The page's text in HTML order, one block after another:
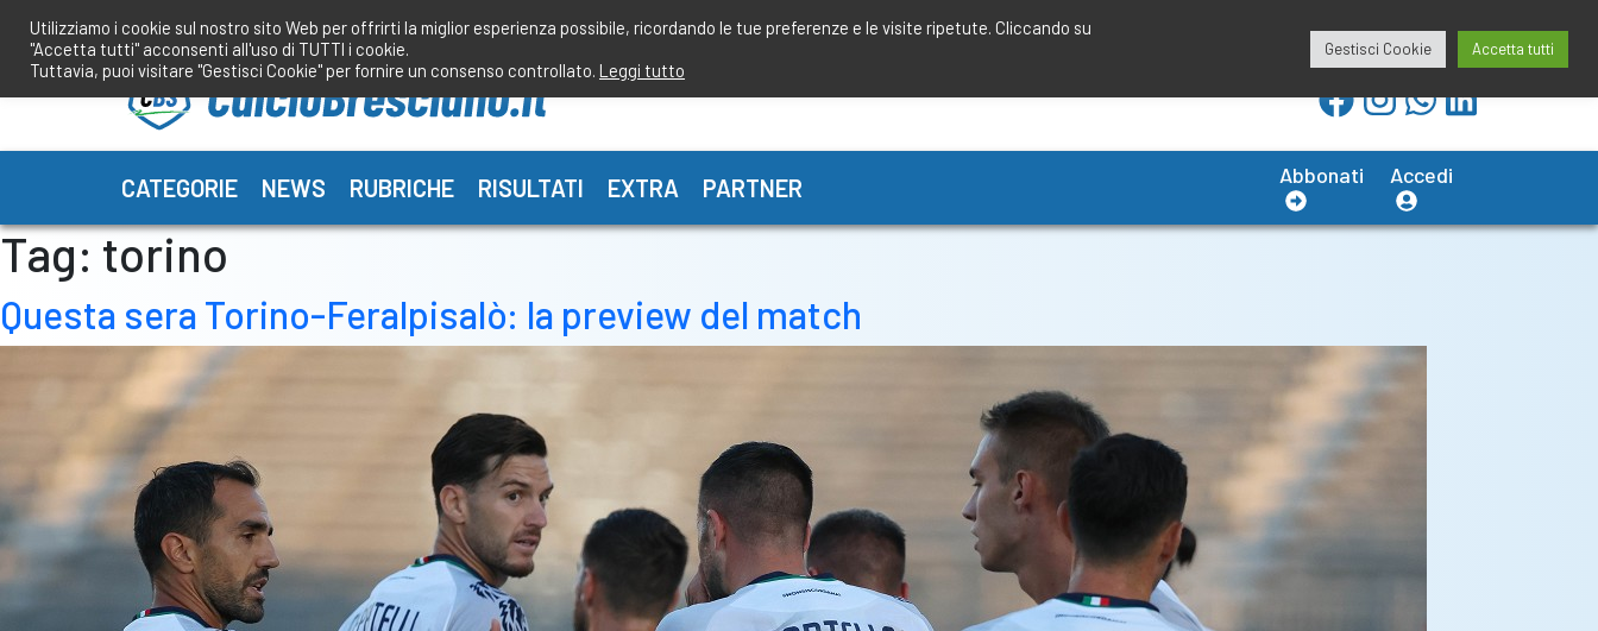
contenuto
redazione@calciobresciano.it
CATEGORIE NEWS RUBRICHE RISULTATI EXTRA PARTNER Abbonati Accedi
Tag: torino
Questa sera Torino-Feralpisalò: la preview del match
Utilizziamo i cookie sul nostro sito Web per offrirti la miglior esperienza possibile, ricordando le tue preferenze e le visite ripetute. Cliccando su
"Accetta tutti" acconsenti all'uso di TUTTI i cookie.
Tuttavia, puoi visitare "Gestisci Cookie" per fornire un consenso controllato. Leggi tutto
Gestisci Cookie Accetta tutti